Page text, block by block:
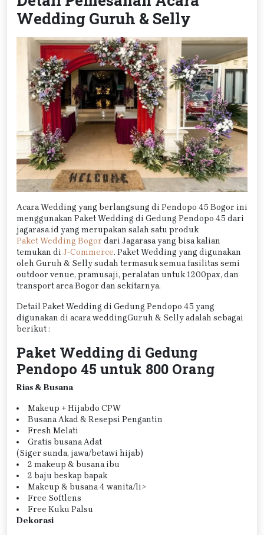
Wedding Guruh & Selly
Acara Wedding yang berlangsung di Pendopo 45 Bogor ini
menggunakan Paket Wedding di Gedung Pendopo 45 dari
jagarasa.id yang merupakan salah satu produk
Paket Wedding Bogor dari Jagarasa yang bisa kalian
temukan di J-Commerce. Paket Wedding yang digunakan
oleh Guruh & Selly sudah termasuk semua fasilitas semi
outdoor venue, pramusaji, peralatan untuk 1200pax, dan
transport area Bogor dan sekitarnya.
Detail Paket Wedding di Gedung Pendopo 45 yang
digunakan di acara weddingGuruh & Selly adalah sebagai
berikut :
Paket Wedding di Gedung
Pendopo 45 untuk 800 Orang
Rias & Busana
Makeup + Hijabdo CPW
Busana Akad & Resepsi Pengantin
Fresh Melati
Gratis busana Adat
(Siger sunda, jawa/betawi hijab)
2 makeup & busana ibu
2 baju beskap bapak
Makeup & busana 4 wanita/li>
Free Softlens
Free Kuku Palsu
Dekorasi